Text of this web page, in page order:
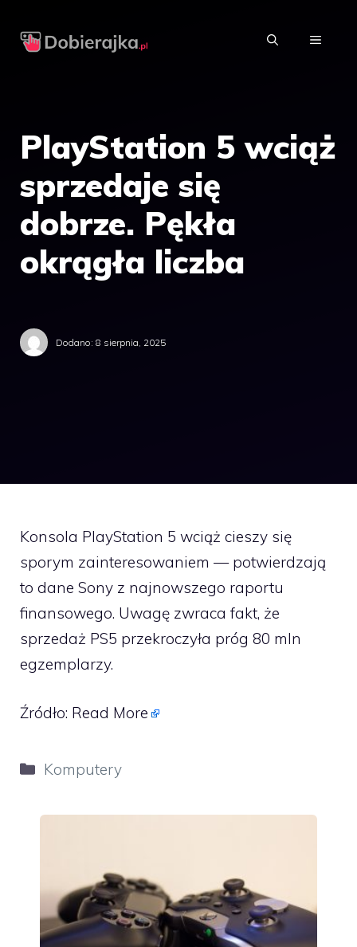
MENU
PlayStation 5 wciąż
sprzedaje się
dobrze. Pękła
okrągła liczba
Dodano: 8 sierpnia, 2025
Konsola PlayStation 5 wciąż cieszy się
sporym zainteresowaniem — potwierdzają
to dane Sony z najnowszego raportu
finansowego. Uwagę zwraca fakt, że
sprzedaż PS5 przekroczyła próg 80 mln
egzemplarzy.
Źródło: Read More
Kategorie
Komputery